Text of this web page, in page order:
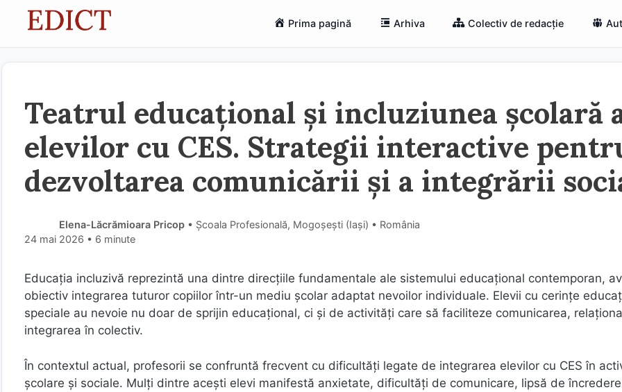
Prima pagină Arhiva Colectiv de redacție
Teatrul educațional și incluziunea școlară
elevilor cu CES. Strategii interactive
dezvoltarea comunicării și a integrării
Elena-Lăcrămioara Pricop • Școala Profesională, Mogoșești (Iaşi) • România
24 mai 2026 • 6 minute
Educația incluzivă reprezintă una dintre direcțiile fundamentale ale sistemului educațional contemporan,
obiectiv integrarea tuturor copiilor într-un mediu școlar adaptat nevoilor individuale. Elevii cu cerințe
speciale au nevoie nu doar de sprijin educațional, ci și de activități care să faciliteze comunicarea,
integrarea în colectiv.
În contextul actual, profesorii se confruntă frecvent cu dificultăți legate de integrarea elevilor cu CES în
școlare și sociale. Mulți dintre acești elevi manifestă anxietate, dificultăți de comunicare, lipsă de